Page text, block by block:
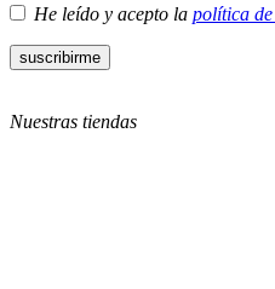
He leído y acepto la política
Nuestras tiendas